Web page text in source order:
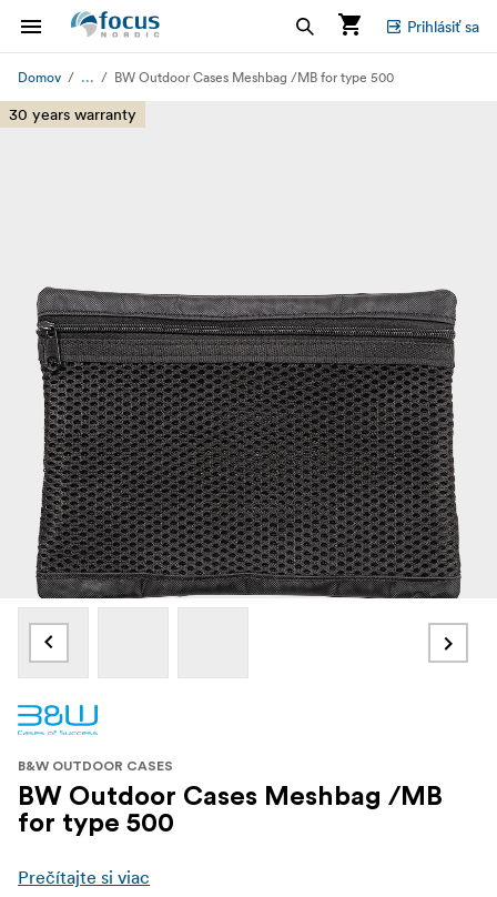
Prihlásiť sa
Domov ... BW Outdoor Cases Meshbag /MB for type 500
30 years warranty
B&W OUTDOOR CASES
BW Outdoor Cases Meshbag /MB
for type 500
Prečítajte si viac